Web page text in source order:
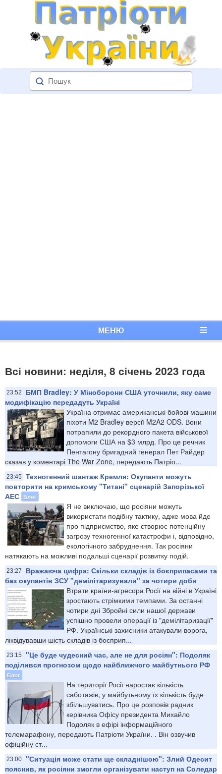
МЕНЮ
Всі новини: неділя, 8 січень 2023 года
23:52
БМП Bradley: У Міноборони США уточнили, яку саме
модифікацію передадуть Україні
Україна отримає американські бойові машини
піхоти M2 Bradley версії M2A2 ODS. Вони
потрапили до рекордного пакета військової
допомоги США на $3 млрд. Про це речник
Пентагону бригадний генерал Пет Райдер
сказав у коментарі The War Zone, передають Патріо...
23:45
Техногенний шантаж Кремля: Окупанти можуть
повторити на кримському "Титані" сценарій Запорізької
АЕС Блог
Я не виключаю, що росіяни можуть
використати подібну тактику, адже мова йде
про підприємство, яке створює потенційну
загрозу техногенної катастрофи і, відповідно,
екологічного забруднення. Так росіяни
натякають на можливі подальші сценарії розвитку подій.
23:27
Вражаюча цифра: Скільки складів із боєприпасами та
баз окупантів ЗСУ "демілітаризували" за чотири доби
Втрати країни-агресора Росії на війні в Україні
зростають стрімкими темпами. За останні
чотири дні Збройні сили нашої держави
успішно провели операції із "демілітаризації"
РФ. Українські захисники атакували ворога,
ліквідувавши шість складів із боєприп...
23:15
"Це буде чудесний час, але не для росіян": Подоляк
поділився прогнозом щодо найближчого майбутнього РФ
Блог
На території Росії наростає кількість
саботажів, у майбутьному їх кількість буде
збільшуватись. Про це розповів радник
керівника Офісу президента Михайло
Подоляк в ефірі інформаційного
телемарафону, передають Патріоти України. . Він озвучив
офіційну ст...
23:00 "Ситуація може стати ще складнішою": Злий Одесит
пояснив, як росіяни змогли організувати наступ на Соледар